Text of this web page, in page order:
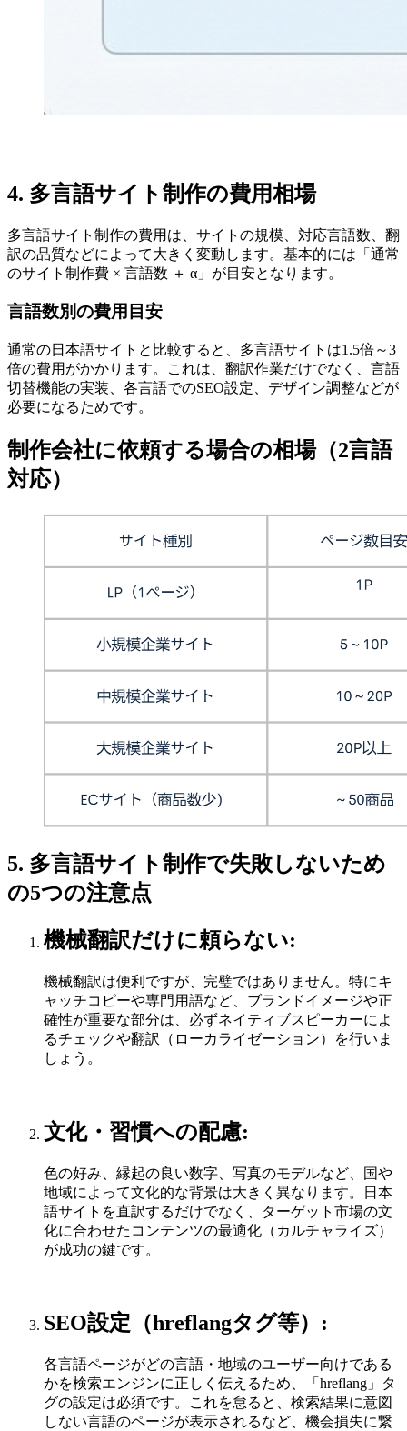
4. 多言語サイト制作の費用相場
多言語サイト制作の費用は、サイトの規模、対応言語数、翻
訳の品質などによって大きく変動します。基本的には「通常
のサイト制作費 × 言語数 ＋ α」が目安となります。
言語数別の費用目安
通常の日本語サイトと比較すると、多言語サイトは1.5倍～3
倍の費用がかかります。これは、翻訳作業だけでなく、言語
切替機能の実装、各言語でのSEO設定、デザイン調整などが
必要になるためです。
制作会社に依頼する場合の相場（2言語
対応）
5. 多言語サイト制作で失敗しないため
の5つの注意点
機械翻訳だけに頼らない:
機械翻訳は便利ですが、完璧ではありません。特にキ
ャッチコピーや専門用語など、ブランドイメージや正
確性が重要な部分は、必ずネイティブスピーカーによ
るチェックや翻訳（ローカライゼーション）を行いま
しょう。
文化・習慣への配慮:
色の好み、縁起の良い数字、写真のモデルなど、国や
地域によって文化的な背景は大きく異なります。日本
語サイトを直訳するだけでなく、ターゲット市場の文
化に合わせたコンテンツの最適化（カルチャライズ）
が成功の鍵です。
SEO設定（hreflangタグ等）:
各言語ページがどの言語・地域のユーザー向けである
かを検索エンジンに正しく伝えるため、「hreflang」タ
グの設定は必須です。これを怠ると、検索結果に意図
しない言語のページが表示されるなど、機会損失に繋